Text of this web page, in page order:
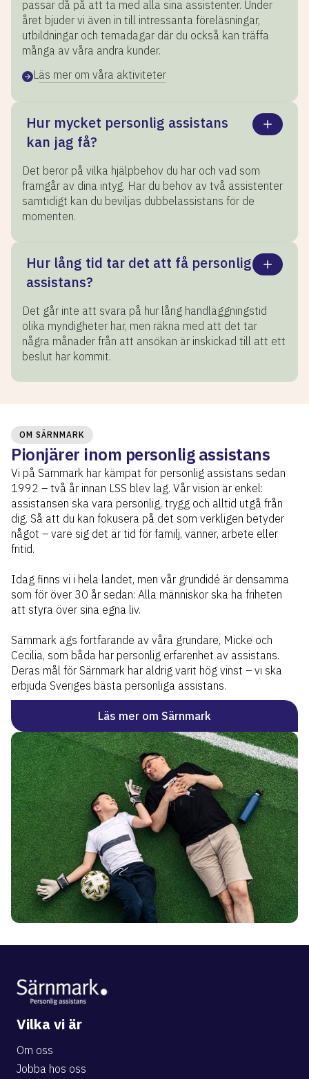
passar då på att ta med alla sina assistenter. Under
året bjuder vi även in till intressanta föreläsningar,
utbildningar och temadagar där du också kan träffa
många av våra andra kunder.
Läs mer om våra aktiviteter
Hur mycket personlig assistans
kan jag få?
Det beror på vilka hjälpbehov du har och vad som
framgår av dina intyg. Har du behov av två assistenter
samtidigt kan du beviljas dubbelassistans för de
momenten.
Hur lång tid tar det att få personlig
assistans?
Det går inte att svara på hur lång handläggningstid
olika myndigheter har, men räkna med att det tar
några månader från att ansökan är inskickad till att ett
beslut har kommit.
OM SÄRNMARK
Pionjärer inom personlig assistans
Vi på Särnmark har kämpat för personlig assistans sedan
1992 – två år innan LSS blev lag. Vår vision är enkel:
assistansen ska vara personlig, trygg och alltid utgå från
dig. Så att du kan fokusera på det som verkligen betyder
något – vare sig det är tid för familj, vänner, arbete eller
fritid.
Idag finns vi i hela landet, men vår grundidé är densamma
som för över 30 år sedan: Alla människor ska ha friheten
att styra över sina egna liv.
Särnmark ägs fortfarande av våra grundare, Micke och
Cecilia, som båda har personlig erfarenhet av assistans.
Deras mål för Särnmark har aldrig varit hög vinst – vi ska
erbjuda Sveriges bästa personliga assistans.
Läs mer om Särnmark
Vilka vi är
Om oss
Jobba hos oss